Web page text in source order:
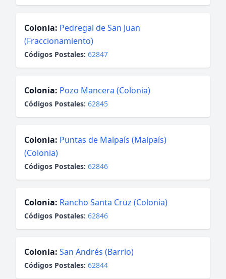
Colonia: Pedregal de San Juan
(Fraccionamiento)
Códigos Postales: 62847
Colonia: Pozo Mancera (Colonia)
Códigos Postales: 62845
Colonia: Puntas de Malpaís (Malpaís)
(Colonia)
Códigos Postales: 62846
Colonia: Rancho Santa Cruz (Colonia)
Códigos Postales: 62846
Colonia: San Andrés (Barrio)
Códigos Postales: 62844